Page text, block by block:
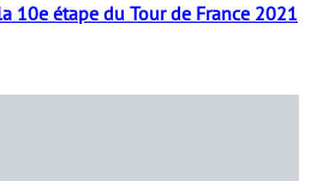
10e étape du Tour de France 2021